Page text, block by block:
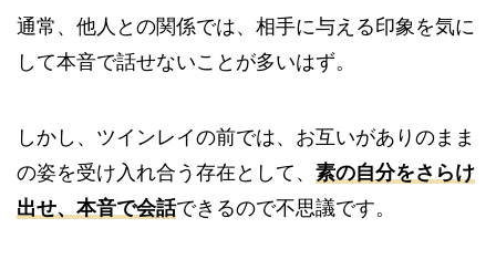
通常、他人との関係では、相手に与える印象を気に
して本音で話せないことが多いはず。
しかし、ツインレイの前では、お互いがありのまま
の姿を受け入れ合う存在として、 素の自分をさらけ
出せ、本音で会話できるので不思議です。